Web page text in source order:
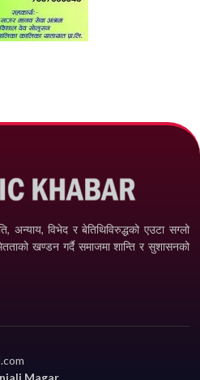
विभेद­ र बेतिथिविरुद्धको एउटा सग्लो
खण्डन गर्दै समाजमा शान्ति र सुशासनको
Magar